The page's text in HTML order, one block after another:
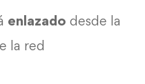
enlazado desde la
la red